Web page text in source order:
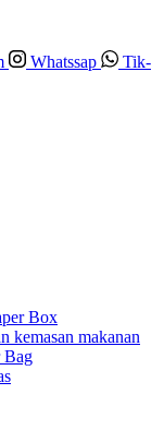
Whatssap
Tik-
Box
kemasan makanan
Bag